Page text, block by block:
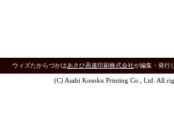
ウィズたからづかはあさひ高速印刷株式会社が編集・発行
(C) Asahi Kosoku Printing Co., Ltd. All